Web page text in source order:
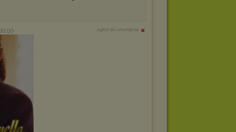
zgłoś do usunięcia